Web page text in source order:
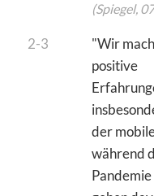
(Spiegel,
2-3
"Wir
positive
der
während